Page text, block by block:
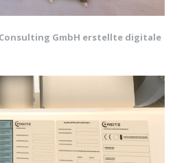
GmbH erstellte digitale